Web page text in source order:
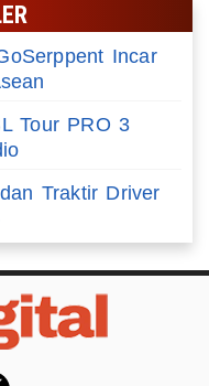
Incar
Tour PRO 3
Traktir Driver